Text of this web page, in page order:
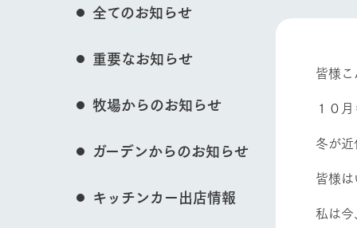
50周年ヒス
記念し、これま
交通アクセス
団体のお客様へ
ペットをお連れのお客様へ
フラワーガ
わりを存分に味わ
レストラン
牧場の生産品を
い、ビュッフェス
周遊バス
牧場内を巡る周
動物とふれあう
皆様
１０
冬が
皆様
私は
全てのお知らせ
重要なお知らせ
牧場からのお知らせ
ガーデンからのお知らせ
キッチンカー出店情報